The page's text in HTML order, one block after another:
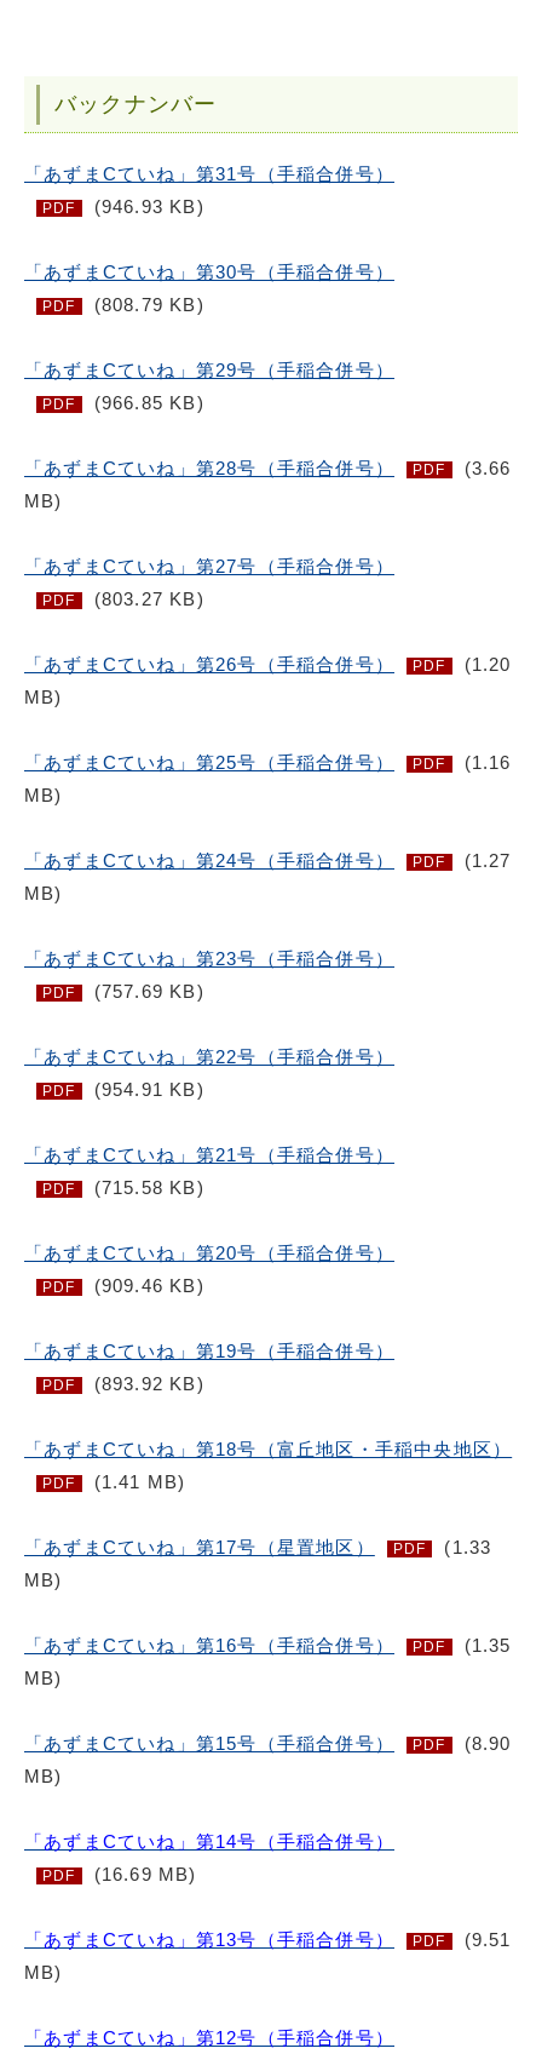
バックナンバー
「あずまCていね」第31号（手稲合併号）
PDF (946.93 KB)
「あずまCていね」第30号（手稲合併号）
PDF (808.79 KB)
「あずまCていね」第29号（手稲合併号）
PDF (966.85 KB)
「あずまCていね」第28号（手稲合併号） PDF
(3.66
MB)
「あずまCていね」第27号（手稲合併号）
PDF (803.27 KB)
「あずまCていね」第26号（手稲合併号） PDF
(1.20
MB)
「あずまCていね」第25号（手稲合併号） PDF
(1.16
MB)
「あずまCていね」第24号（手稲合併号） PDF
(1.27
MB)
「あずまCていね」第23号（手稲合併号）
PDF (757.69 KB)
「あずまCていね」第22号（手稲合併号）
PDF (954.91 KB)
「あずまCていね」第21号（手稲合併号）
PDF (715.58 KB)
「あずまCていね」第20号（手稲合併号）
PDF (909.46 KB)
「あずまCていね」第19号（手稲合併号）
PDF (893.92 KB)
「あずまCていね」第18号（富丘地区・手稲中央地区）
PDF (1.41 MB)
「あずまCていね」第17号（星置地区） PDF
(1.33
MB)
「あずまCていね」第16号（手稲合併号） PDF
(1.35
MB)
「あずまCていね」第15号（手稲合併号） PDF
(8.90
MB)
「あずまCていね」第14号（手稲合併号）
PDF (16.69 MB)
「あずまCていね」第13号（手稲合併号） PDF
(9.51
MB)
「あずまCていね」第12号（手稲合併号）